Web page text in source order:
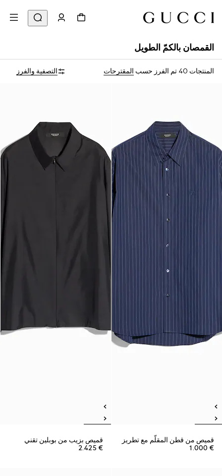
القمصان بالكمّ الطويل
المنتجات 40 تم الفرز حسب المقترحات التصفية والفرز
قميص من قطن المقلّم مع تطريز
€ 1.000
قميص بزيب من بوبلين تقني
€ 2.425